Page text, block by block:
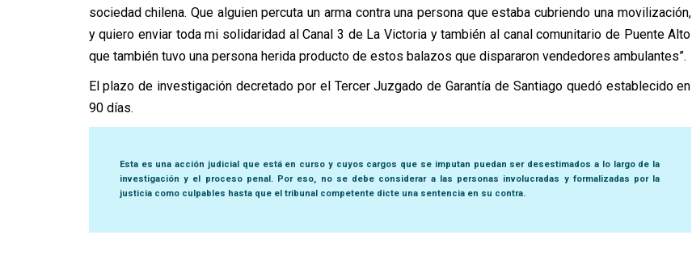
sociedad chilena. Que alguien percuta un arma contra una persona que estaba cubriendo una movilización,
y quiero enviar toda mi solidaridad al Canal 3 de La Victoria y también al canal comunitario de Puente Alto
que también tuvo una persona herida producto de estos balazos que dispararon vendedores ambulantes”.
El plazo de investigación decretado por el Tercer Juzgado de Garantía de Santiago quedó establecido en
90 días.
Esta es una acción judicial que está en curso y cuyos cargos que se imputan puedan ser desestimados a lo largo de la
investigación y el proceso penal. Por eso, no se debe considerar a las personas involucradas y formalizadas por la
justicia como culpables hasta que el tribunal competente dicte una sentencia en su contra.